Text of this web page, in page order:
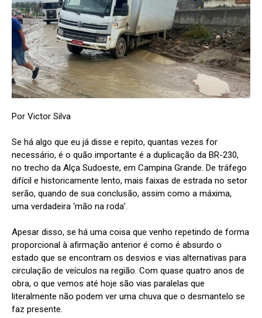
Por Victor Silva
Se há algo que eu já disse e repito, quantas vezes for
necessário, é o quão importante é a duplicação da BR-230,
no trecho da Alça Sudoeste, em Campina Grande. De tráfego
difícil e historicamente lento, mais faixas de estrada no setor
serão, quando de sua conclusão, assim como a máxima,
uma verdadeira ‘mão na roda’.
Apesar disso, se há uma coisa que venho repetindo de forma
proporcional à afirmação anterior é como é absurdo o
estado que se encontram os desvios e vias alternativas para
circulação de veículos na região. Com quase quatro anos de
obra, o que vemos até hoje são vias paralelas que
literalmente não podem ver uma chuva que o desmantelo se
faz presente.